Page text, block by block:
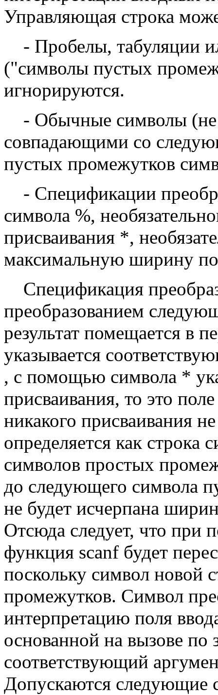
Управляющая строка
- Пробелы, табуляции
("символы пустых
игнорируются.
- Обычные символы (не
совпадающими со
пустых промежутков
- Спецификации
символа %,
присваивания *,
максимальную ширину
Спецификация
преобразованием
результат помещается в
указывается
, с помощью символа *
присваивания, то это
никакого присваивания
определяется как строка
символов простых
до следующего символа
не будет исчерпана
Отсюда следует, что при
функция scanf будет
поскольку символ новой
промежутков. Символ
интерпретацию поля
основанной на вызове
соответствующий
Допускаются следующие